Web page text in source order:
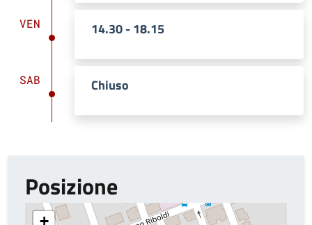
VEN 14.30 - 18.15
SAB Chiuso
Posizione
+